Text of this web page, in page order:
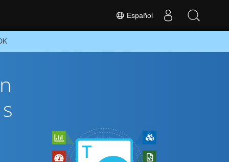
Español